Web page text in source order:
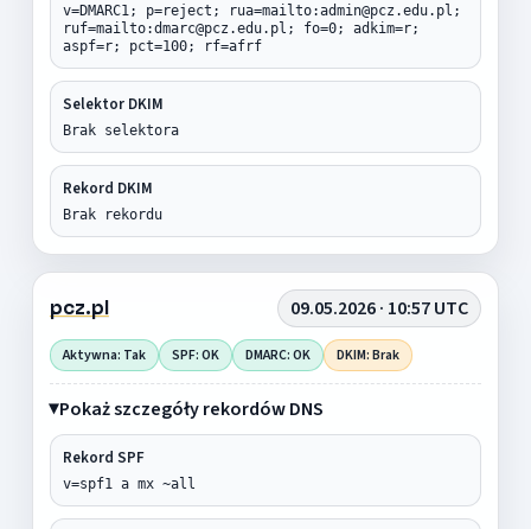
v=DMARC1; p=reject; rua=mailto:admin@pcz.edu.pl;
ruf=mailto:dmarc@pcz.edu.pl; fo=0; adkim=r;
aspf=r; pct=100; rf=afrf
Selektor DKIM
Brak selektora
Rekord DKIM
Brak rekordu
pcz.pl 09.05.2026 · 10:57 UTC
Aktywna: Tak SPF: OK DMARC: OK DKIM: Brak
Pokaż szczegóły rekordów DNS
Rekord SPF
v=spf1 a mx ~all